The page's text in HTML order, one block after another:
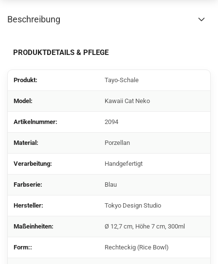
Beschreibung
PRODUKTDETAILS & PFLEGE
Produkt: Tayo-Schale
Model: Kawaii Cat Neko
Artikelnummer: 2094
Material: Porzellan
Verarbeitung: Handgefertigt
Farbserie: Blau
Hersteller: Tokyo Design Studio
Maßeinheiten: Ø 12,7 cm, Höhe 7 cm, 300ml
Form:: Rechteckig (Rice Bowl)